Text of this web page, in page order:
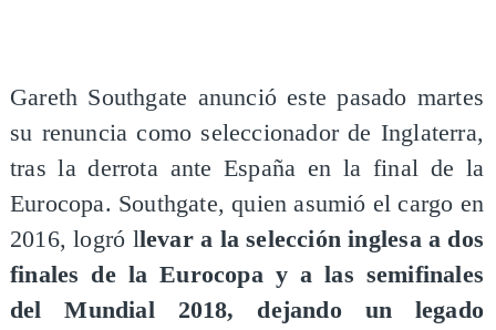
Gareth Southgate anunció este pasado martes
su renuncia como seleccionador de Inglaterra,
tras la derrota ante España en la final de la
Eurocopa. Southgate, quien asumió el cargo en
2016, logró llevar a la selección inglesa a dos
finales de la Eurocopa y a las semifinales
del Mundial 2018, dejando un legado